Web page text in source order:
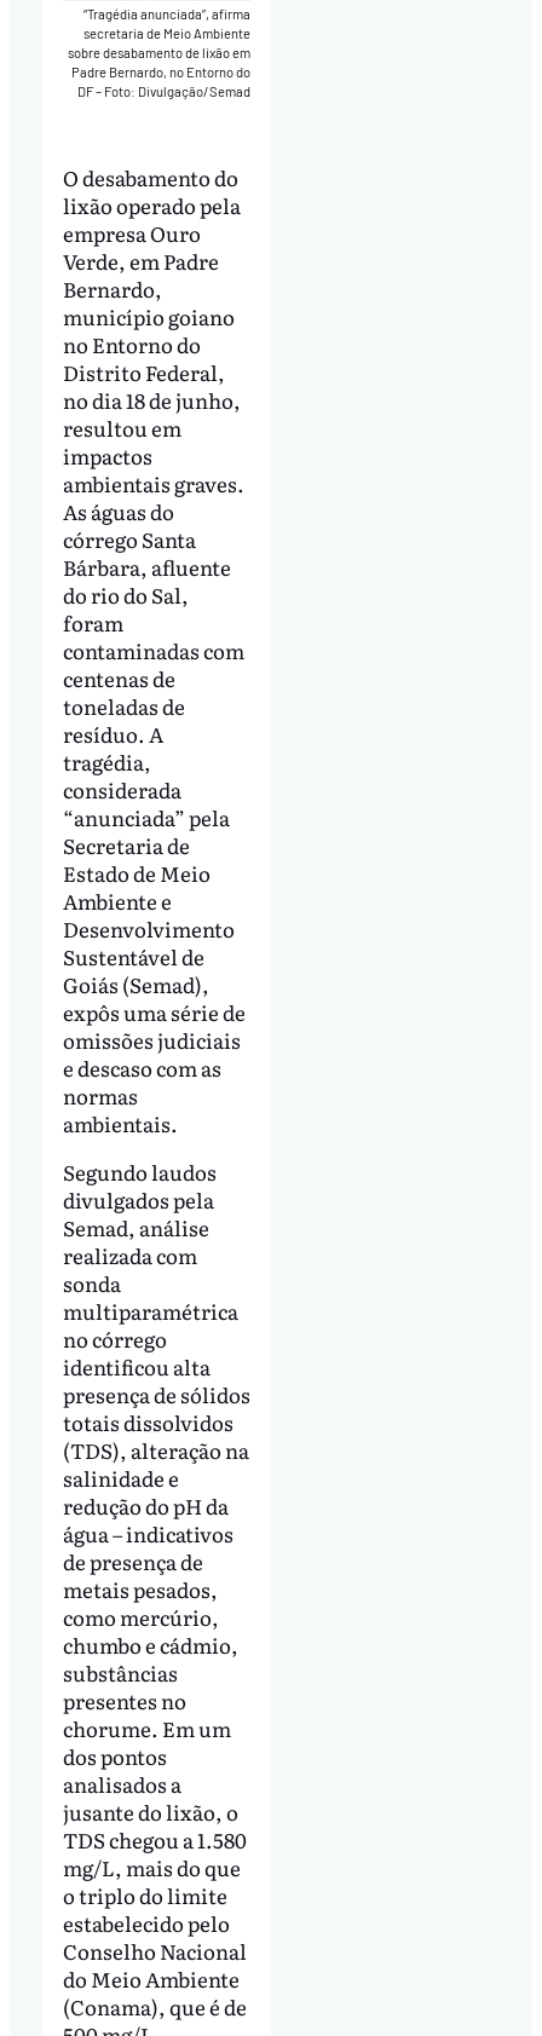
“Tragédia anunciada”, afirma
secretaria de Meio Ambiente
sobre desabamento de lixão em
Padre Bernardo, no Entorno do
DF – Foto: Divulgação/Semad
O desabamento do
lixão operado pela
empresa Ouro
Verde, em Padre
Bernardo,
município goiano
no Entorno do
Distrito Federal,
no dia 18 de junho,
resultou em
impactos
ambientais graves.
As águas do
córrego Santa
Bárbara, afluente
do rio do Sal,
foram
contaminadas com
centenas de
toneladas de
resíduo. A
tragédia,
considerada
“anunciada” pela
Secretaria de
Estado de Meio
Ambiente e
Desenvolvimento
Sustentável de
Goiás (Semad),
expôs uma série de
omissões judiciais
e descaso com as
normas
ambientais.
Segundo laudos
divulgados pela
Semad, análise
realizada com
sonda
multiparamétrica
no córrego
identificou alta
presença de sólidos
totais dissolvidos
(TDS), alteração na
salinidade e
redução do pH da
água – indicativos
de presença de
metais pesados,
como mercúrio,
chumbo e cádmio,
substâncias
presentes no
chorume. Em um
dos pontos
analisados a
jusante do lixão, o
TDS chegou a 1.580
mg/L, mais do que
o triplo do limite
estabelecido pelo
Conselho Nacional
do Meio Ambiente
(Conama), que é de